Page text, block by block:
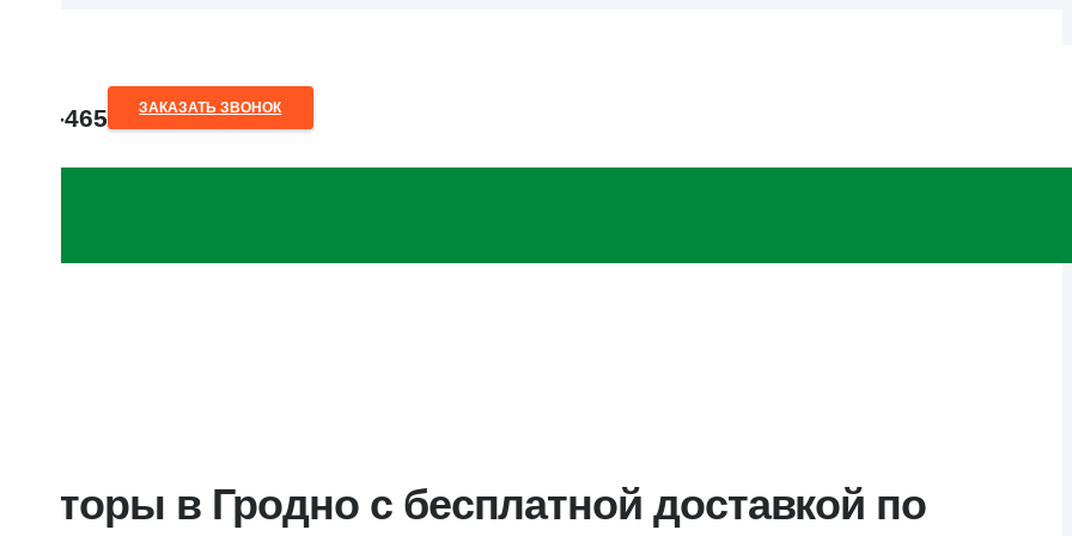
28-465 ЗАКАЗАТЬ ЗВОНОК
в Гродно с бесплатной доставкой по